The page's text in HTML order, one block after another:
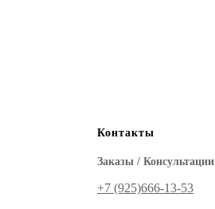
Контакты
Заказы / Консультации
+7 (925)‪666-13-53